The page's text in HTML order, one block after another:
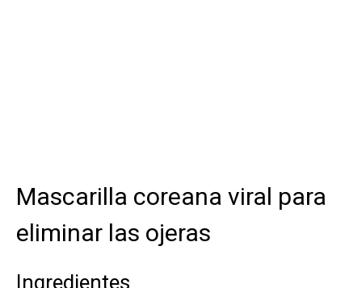
Mascarilla coreana viral para
eliminar las ojeras
Ingredientes